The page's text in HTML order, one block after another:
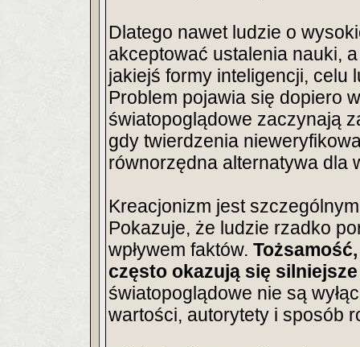
Dlatego nawet ludzie o
akceptować ustalenia nauki,
jakiejś formy inteligencji, celu
Problem pojawia się dopiero
światopoglądowe zaczynają
gdy twierdzenia
równorzędna alternatywa dla
Kreacjonizm jest
Pokazuje, że ludzie rzadko
wpływem faktów.
często okazują się
światopoglądowe nie są
wartości, autorytety i sposób